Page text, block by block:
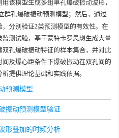
该模型生成多组单孔爆破振动波形，
群孔爆破振动预测模型；然后，通过
分别验证2类预测模型的有效性。在
测试验，基于蒙特卡罗思想生成大量
孔爆破振动特征的样本集合，并对此
及爆心距条件下爆破振动在双孔间的
提供理论基础和实践依据。
预测模型
振动预测模型验证
形叠加的时频分析